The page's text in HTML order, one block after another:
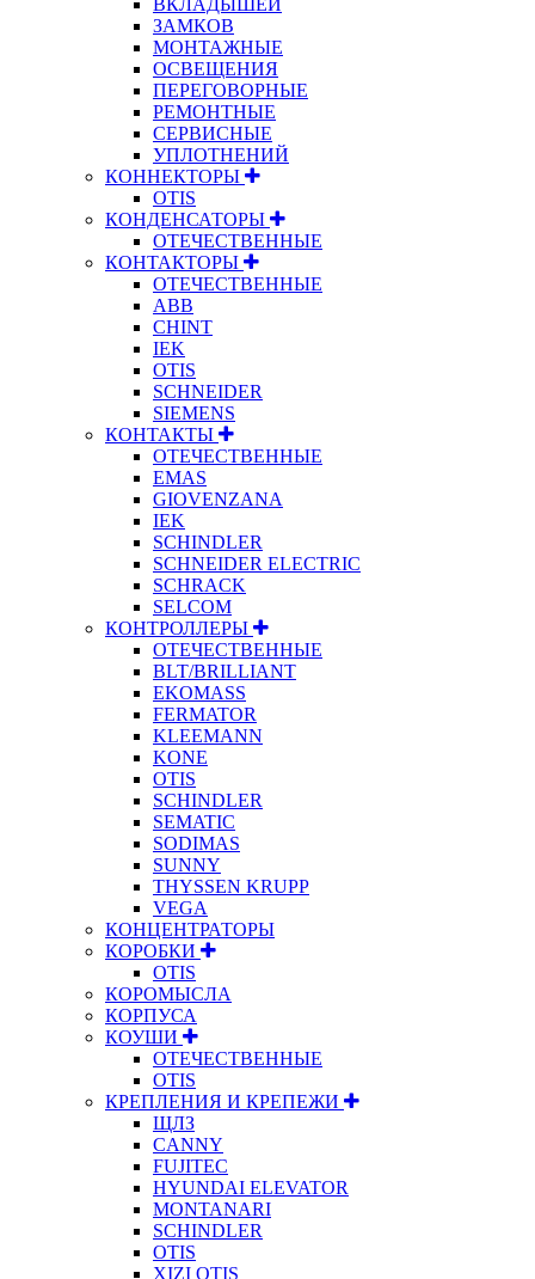
ЗАМКОВ
МОНТАЖНЫЕ
ОСВЕЩЕНИЯ
ПЕРЕГОВОРНЫЕ
РЕМОНТНЫЕ
СЕРВИСНЫЕ
УПЛОТНЕНИЙ
КОННЕКТОРЫ
OTIS
КОНДЕНСАТОРЫ
ОТЕЧЕСТВЕННЫЕ
КОНТАКТОРЫ
ОТЕЧЕСТВЕННЫЕ
ABB
CHINT
IEK
OTIS
SCHNEIDER
SIEMENS
КОНТАКТЫ
ОТЕЧЕСТВЕННЫЕ
EMAS
GIOVENZANA
IEK
SCHINDLER
SCHNEIDER ELECTRIC
SCHRACK
SELCOM
КОНТРОЛЛЕРЫ
ОТЕЧЕСТВЕННЫЕ
BLT/BRILLIANT
EKOMASS
FERMATOR
KLEEMANN
KONE
OTIS
SCHINDLER
SEMATIC
SODIMAS
SUNNY
THYSSEN KRUPP
VEGA
КОНЦЕНТРАТОРЫ
КОРОБКИ
OTIS
КОРОМЫСЛА
КОРПУСА
КОУШИ
ОТЕЧЕСТВЕННЫЕ
OTIS
КРЕПЛЕНИЯ И КРЕПЕЖИ
ЩЛЗ
CANNY
FUJITEC
HYUNDAI ELEVATOR
MONTANARI
SCHINDLER
OTIS
XIZI OTIS